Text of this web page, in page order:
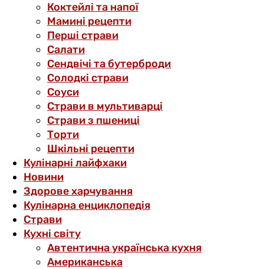
Коктейлі та напої
Мамині рецепти
Перші страви
Салати
Сендвічі та бутерброди
Солодкі страви
Соуси
Страви в мультиварці
Страви з пшениці
Торти
Шкільні рецепти
Кулінарні лайфхаки
Новини
Здорове харчування
Кулінарна енциклопедія
Страви
Кухні світу
Автентична українська кухня
Американська